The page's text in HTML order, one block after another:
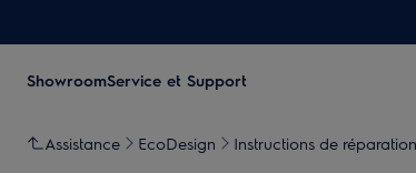
ShowroomService et Support
Assistance EcoDesign Instructions de réparation